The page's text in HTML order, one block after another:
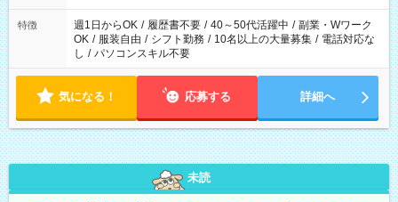
特徴 週1日からOK / 履歴書不要 / 40～50代活躍中 / 副業・Wワーク
OK / 服装自由 / シフト勤務 / 10名以上の大量募集 / 電話対応な
し / パソコンスキル不要
気になる！ 応募する 詳細へ
未読